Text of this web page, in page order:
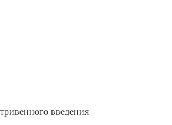
введения